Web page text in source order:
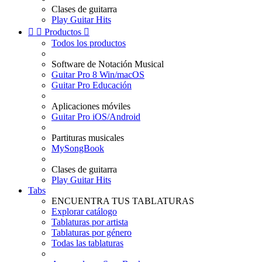
Clases de guitarra
Play Guitar Hits
  Productos 
Todos los productos
Software de Notación Musical
Guitar Pro 8 Win/macOS
Guitar Pro Educación
Aplicaciones móviles
Guitar Pro iOS/Android
Partituras musicales
MySongBook
Clases de guitarra
Play Guitar Hits
Tabs
ENCUENTRA TUS TABLATURAS
Explorar catálogo
Tablaturas por artista
Tablaturas por género
Todas las tablaturas